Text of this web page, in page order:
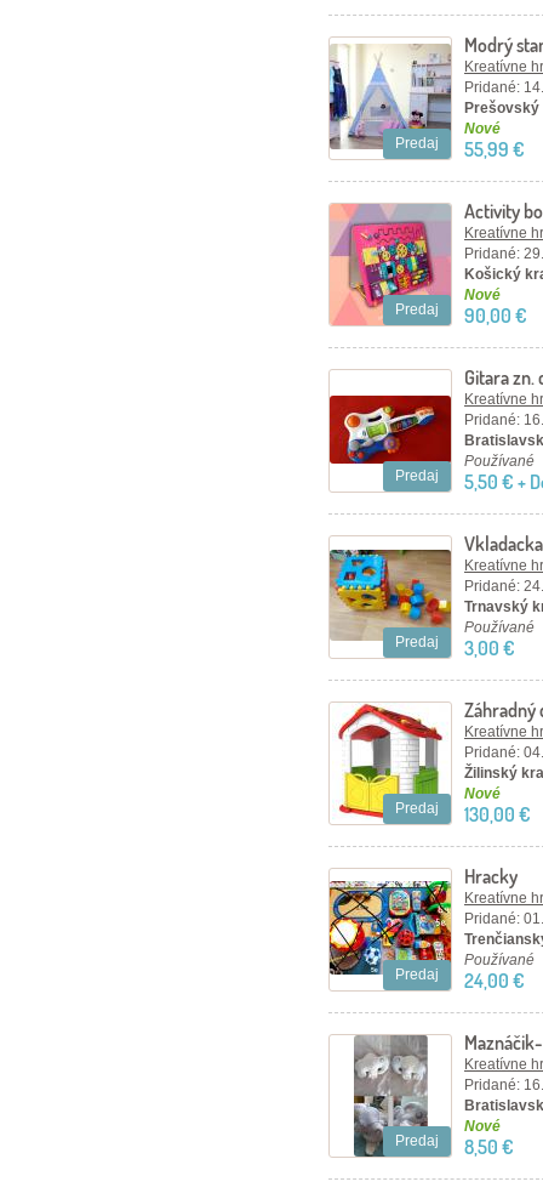
Predaj
Modrý
Kreatívne
Pridané:
Prešovský
Nové
55,99 €
Predaj
Activity
Kreatívne
Pridané:
Košický
Nové
90,00 €
Predaj
Gitara zn.
Kreatívne
Pridané:
Používané
5,50 € +
Predaj
Vkladacka
Kreatívne
Pridané:
Trnavský
Používané
3,00 €
Predaj
Záhradný
Kreatívne
Pridané:
Žilinský
Nové
130,00 €
Predaj
Hracky
Kreatívne
Pridané:
Používané
24,00 €
Predaj
Kreatívne
Pridané:
Nové
8,50 €